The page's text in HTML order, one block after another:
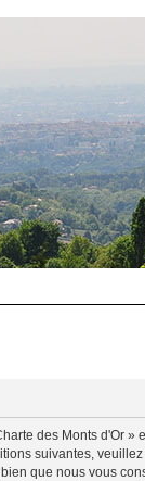
des Monts d'Or
suivantes,
que nous vous